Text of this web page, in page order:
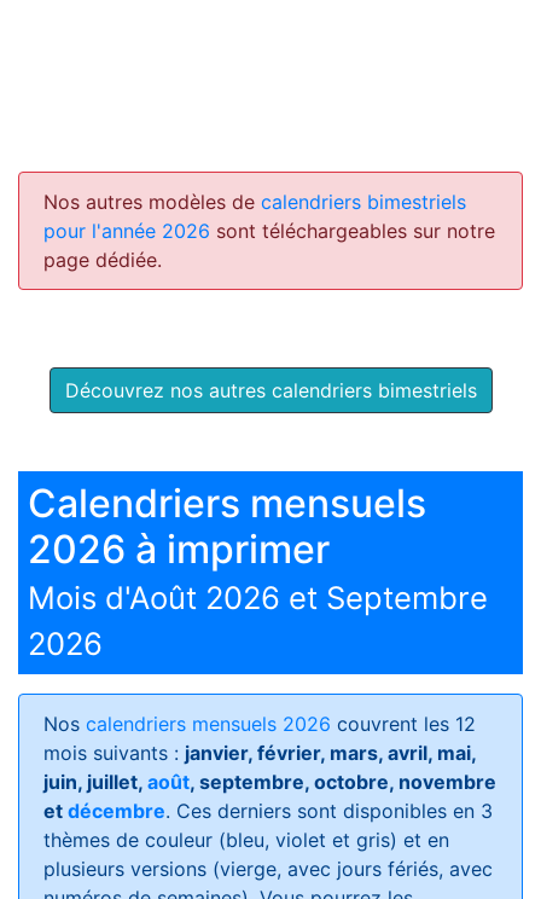
Nos autres modèles de calendriers bimestriels
pour l'année 2026 sont téléchargeables sur notre
page dédiée.
Découvrez nos autres calendriers bimestriels
Calendriers mensuels
2026 à imprimer
Mois d'Août 2026 et Septembre
2026
Nos calendriers mensuels 2026 couvrent les 12
mois suivants : janvier, février, mars, avril, mai,
juin, juillet, août, septembre, octobre, novembre
et décembre. Ces derniers sont disponibles en 3
thèmes de couleur (bleu, violet et gris) et en
plusieurs versions (vierge, avec jours fériés, avec